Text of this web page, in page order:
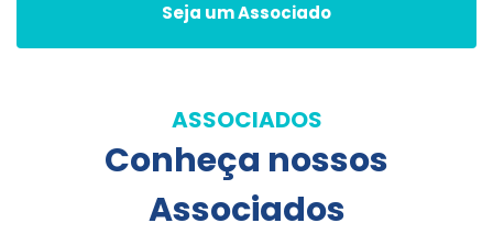
Seja um Associado
ASSOCIADOS
Conheça nossos
Associados